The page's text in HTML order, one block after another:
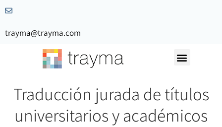
trayma@trayma.com
Traducción jurada de títulos
universitarios y académicos